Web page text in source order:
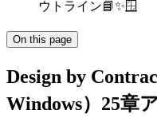
ウトライン📘✨🪟
On this page
Design by
Windows）25章